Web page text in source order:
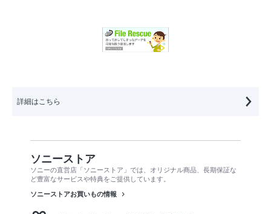
詳細はこちら
ソニーストア
ソニーの直営店「ソニーストア」では、オリジナル商品、長期保証な
ど豊富なサービスや特典をご提供しています。
ソニーストアお買いもの情報